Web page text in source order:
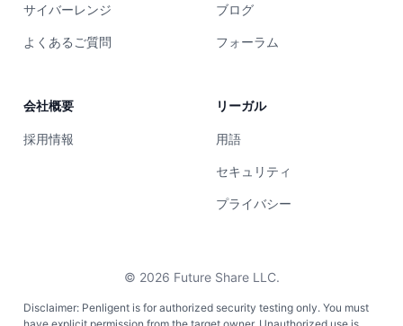
サイバーレンジ
よくあるご質問
ブログ
フォーラム
会社概要
採用情報
リーガル
用語
セキュリティ
プライバシー
© 2026 Future Share LLC.
Disclaimer: Penligent is for authorized security testing only. You must